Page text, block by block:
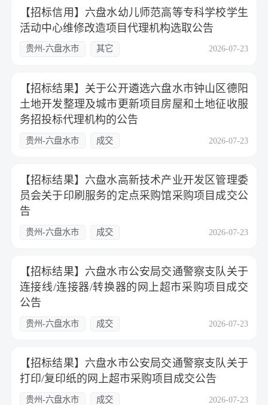
【招标信用】六盘水幼儿师范高等专科学校学生
活动中心维修改造项目代理机构选取公告
贵州-六盘水市 其它 2026-07-23
【招标结果】关于公开遴选六盘水市钟山区德阳
土地开发整理及城市更新项目房屋和土地征收服
务招投标代理机构的公告
贵州-六盘水市 成交 2026-07-23
【招标结果】六盘水高新技术产业开发区管理委
员会关于印刷服务的定点采购馆采购项目成交公
告
贵州-六盘水市 成交 2026-07-23
【招标结果】六盘水市公安局交通警察支队关于
连接线/连接器/转换器的网上超市采购项目成交
公告
贵州-六盘水市 成交 2026-07-23
【招标结果】六盘水市公安局交通警察支队关于
打印/复印纸的网上超市采购项目成交公告
贵州-六盘水市 成交 2026-07-23